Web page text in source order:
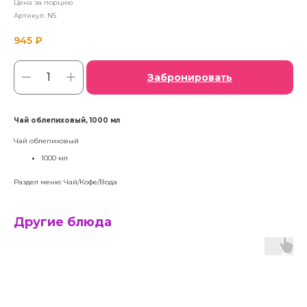
Цена за порцию
Артикул: N5
945 ₽
Забронировать
Чай облепиховый, 1000 мл
Чай облепиховый
1000 мл
Раздел меню: Чай/Кофе/Вода
Другие блюда